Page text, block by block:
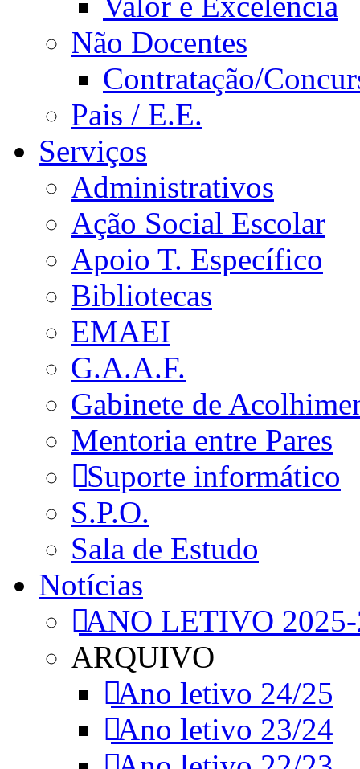
Não Docentes
Contratação/
Pais / E.E.
Serviços
Administrativos
Ação Social Escolar
Apoio T. Específico
Bibliotecas
EMAEI
G.A.A.F.
Gabinete de
Mentoria entre Pares
Suporte informático
S.P.O.
Sala de Estudo
Notícias
ANO LETIVO
ARQUIVO
Ano letivo 24/25
Ano letivo 23/24